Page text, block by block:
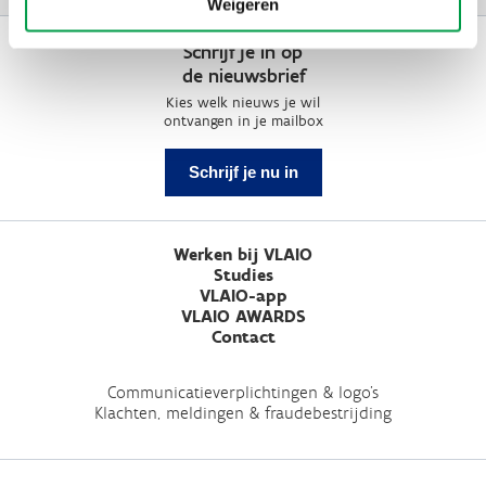
Weigeren
Schrijf je in op
de nieuwsbrief
Kies welk nieuws je wil
ontvangen in je mailbox
Schrijf je nu in
Werken bij VLAIO
Studies
VLAIO-app
VLAIO AWARDS
Contact
Communicatieverplichtingen & logo's
Klachten, meldingen & fraudebestrijding